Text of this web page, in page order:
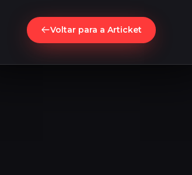
Voltar para a Articket